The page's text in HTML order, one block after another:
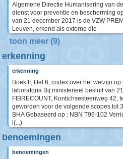
Algemene Directie Humanisering van
dienst voor preventie en bescherming
van 21 december 2017 is de VZW
Leuven, erkend als externe die
toon meer (9)
erkenning
erkenning
Boek II, titel 6, codex over het welzijn
laboratoria Bij ministerieel besluit van
FIBRECOUNT, Kontichsesteenweg 42,
geworden voor de volgende scopes tot
BHA Gebaseerd op : NBN T96-102
l(...)
benoemingen
benoemingen